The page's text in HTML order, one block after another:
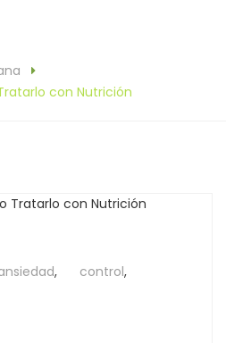
con Nutrición
, control,